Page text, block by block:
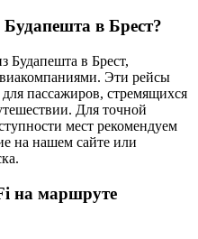
в Брест?
Будапешта в Брест,
Эти рейсы
пассажиров, стремящихся
Для точной
мест рекомендуем
на нашем сайте или
на маршруте